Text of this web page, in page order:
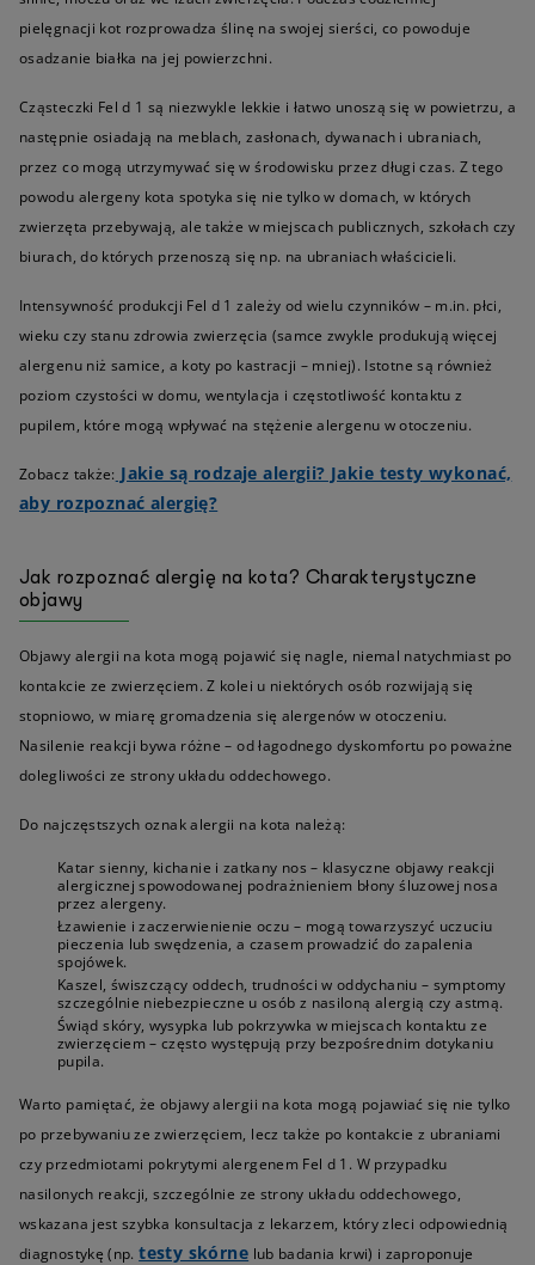
pielęgnacji kot rozprowadza ślinę na swojej sierści, co powoduje
osadzanie białka na jej powierzchni.
Cząsteczki Fel d 1 są niezwykle lekkie i łatwo unoszą się w powietrzu, a
następnie osiadają na meblach, zasłonach, dywanach i ubraniach,
przez co mogą utrzymywać się w środowisku przez długi czas. Z tego
powodu alergeny kota spotyka się nie tylko w domach, w których
zwierzęta przebywają, ale także w miejscach publicznych, szkołach czy
biurach, do których przenoszą się np. na ubraniach właścicieli.
Intensywność produkcji Fel d 1 zależy od wielu czynników – m.in. płci,
wieku czy stanu zdrowia zwierzęcia (samce zwykle produkują więcej
alergenu niż samice, a koty po kastracji – mniej). Istotne są również
poziom czystości w domu, wentylacja i częstotliwość kontaktu z
pupilem, które mogą wpływać na stężenie alergenu w otoczeniu.
Zobacz także: Jakie są rodzaje alergii? Jakie testy wykonać,
aby rozpoznać alergię?
Jak rozpoznać alergię na kota? Charakterystyczne
objawy
Objawy alergii na kota mogą pojawić się nagle, niemal natychmiast po
kontakcie ze zwierzęciem. Z kolei u niektórych osób rozwijają się
stopniowo, w miarę gromadzenia się alergenów w otoczeniu.
Nasilenie reakcji bywa różne – od łagodnego dyskomfortu po poważne
dolegliwości ze strony układu oddechowego.
Do najczęstszych oznak alergii na kota należą:
Katar sienny, kichanie i zatkany nos – klasyczne objawy reakcji
alergicznej spowodowanej podrażnieniem błony śluzowej nosa
przez alergeny.
Łzawienie i zaczerwienienie oczu – mogą towarzyszyć uczuciu
pieczenia lub swędzenia, a czasem prowadzić do zapalenia
spojówek.
Kaszel, świszczący oddech, trudności w oddychaniu – symptomy
szczególnie niebezpieczne u osób z nasiloną alergią czy astmą.
Świąd skóry, wysypka lub pokrzywka w miejscach kontaktu ze
zwierzęciem – często występują przy bezpośrednim dotykaniu
pupila.
Warto pamiętać, że objawy alergii na kota mogą pojawiać się nie tylko
po przebywaniu ze zwierzęciem, lecz także po kontakcie z ubraniami
czy przedmiotami pokrytymi alergenem Fel d 1. W przypadku
nasilonych reakcji, szczególnie ze strony układu oddechowego,
wskazana jest szybka konsultacja z lekarzem, który zleci odpowiednią
diagnostykę (np.testy skórne lub badania krwi) i zaproponuje